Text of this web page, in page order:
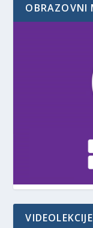
OBRAZOVNI
VIDEOLEKCIJE